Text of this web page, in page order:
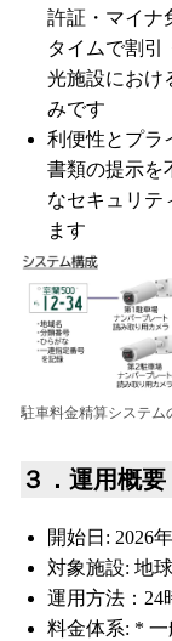
許証・マイナ
タイムで割引
光施設におけ
みです
利便性とプラ
書類の提示を
なセキュリテ
ます
駐車料金精算システム
３．運用概要
開始日: 2026
対象施設: 地
運用方法：24
料金体系: *